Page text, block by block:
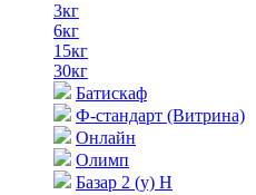
3кг
6кг
15кг
30кг
Батискаф
Ф-стандарт (Витрина)
Онлайн
Олимп
Базар 2 (у) Н